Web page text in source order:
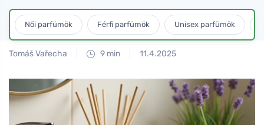
Női parfümök Férfi parfümök Unisex parfümök
Tomáš Vařecha 9 min 11.4.2025